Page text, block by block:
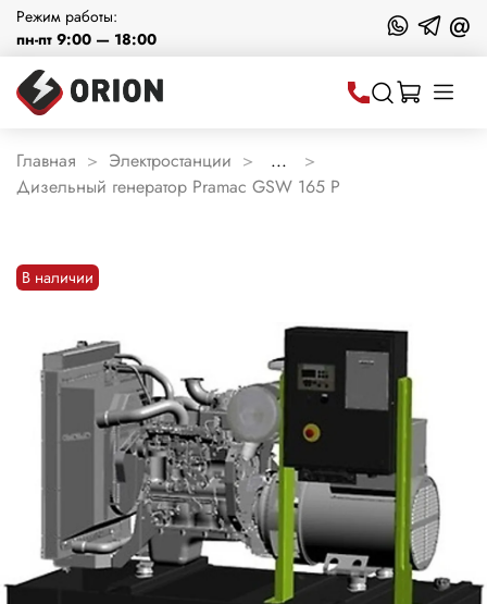
Режим работы:
пн-пт 9:00 — 18:00
@
Главная Электростанции
...
Дизельный генератор Pramac GSW 165 P
В наличии